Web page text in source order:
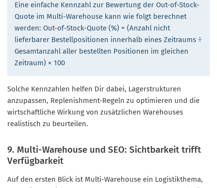
Eine einfache Kennzahl zur Bewertung der Out-of-Stock-
Quote im Multi-Warehouse kann wie folgt berechnet
werden: Out-of-Stock-Quote (%) = (Anzahl nicht
lieferbarer Bestellpositionen innerhalb eines Zeitraums ÷
Gesamtanzahl aller bestellten Positionen im gleichen
Zeitraum) × 100
Solche Kennzahlen helfen Dir dabei, Lagerstrukturen
anzupassen, Replenishment-Regeln zu optimieren und die
wirtschaftliche Wirkung von zusätzlichen Warehouses
realistisch zu beurteilen.
9. Multi-Warehouse und SEO: Sichtbarkeit trifft
Verfügbarkeit
Auf den ersten Blick ist Multi-Warehouse ein Logistikthema,